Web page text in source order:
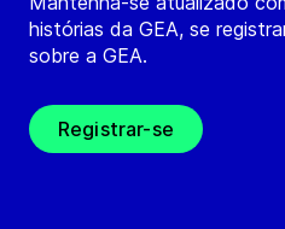
histórias da GEA, se
sobre a GEA.
Registrar-se